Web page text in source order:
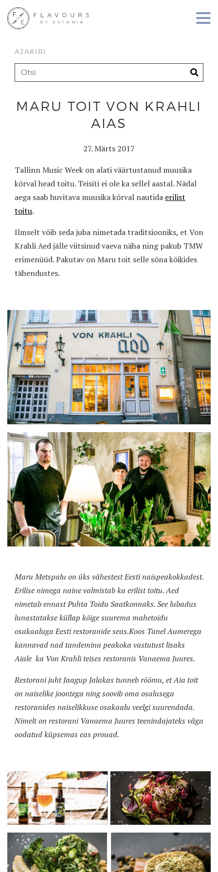
AJAKIRI
MARU TOIT VON KRAHLI
AIAS
27. Märts 2017
Tallinn Music Week on alati väärtustanud muusika
kõrval head toitu. Teisiti ei ole ka sellel aastal. Nädal
aega saab huvitava muusika kõrval nautida erilist
toitu.
Ilmselt võib seda juba nimetada traditsiooniks, et Von
Krahli Aed jälle viitsinud vaeva näha ning pakub TMW
erimenüüd. Pakutav on Maru toit selle sõna kõikides
tähendustes.
Maru Metspalu on üks vähestest Eesti naispeakokkadest.
Erilise nimega naine valmistab ka erilist toitu. Aed
nimetab ennast Puhta Toidu Saatkonnaks. See lubadus
lunastatakse küllap kõige suurema mahetoidu
osakaaluga Eesti restoranide seas.Koos Tanel Aumerega
kannavad nad tandemina peakoka vastutust lisaks
Aiale ka Von Krahli teises restoranis Vanaema Juures.
Restorani juht Jaagup Jalakas tunneb rõõmu, et Aia toit
on naiselike joontega ning soovib oma osalusega
restoranides naiselikkuse osakaalu veelgi suurendada.
Nimelt on restorani Vanaema Juures teenindajateks väga
oodatud küpsemas eas prouad.